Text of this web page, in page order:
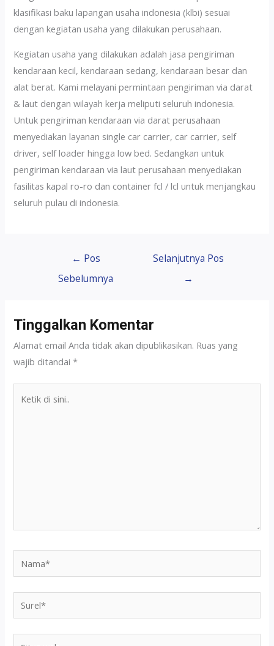
klasifikasi baku lapangan usaha indonesia (klbi) sesuai
dengan kegiatan usaha yang dilakukan perusahaan.
Kegiatan usaha yang dilakukan adalah jasa pengiriman
kendaraan kecil, kendaraan sedang, kendaraan besar dan
alat berat. Kami melayani permintaan pengiriman via darat
& laut dengan wilayah kerja meliputi seluruh indonesia.
Untuk pengiriman kendaraan via darat perusahaan
menyediakan layanan single car carrier, car carrier, self
driver, self loader hingga low bed. Sedangkan untuk
pengiriman kendaraan via laut perusahaan menyediakan
fasilitas kapal ro-ro dan container fcl / lcl untuk menjangkau
seluruh pulau di indonesia.
← Pos
Sebelumnya
Selanjutnya Pos
→
Tinggalkan Komentar
Alamat email Anda tidak akan dipublikasikan. Ruas yang
wajib ditandai*